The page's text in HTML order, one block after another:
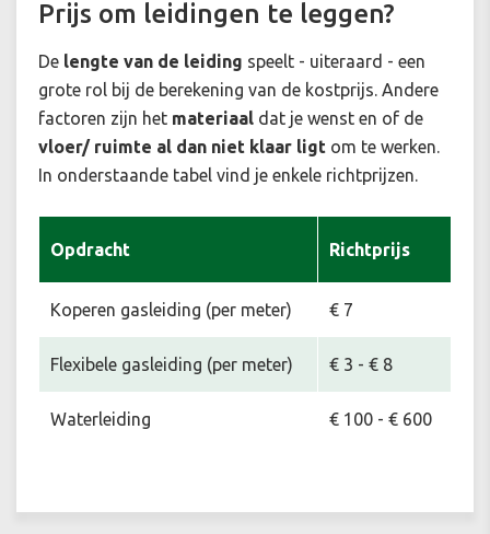
Prijs om leidingen te leggen?
De lengte van de leiding speelt - uiteraard - een
grote rol bij de berekening van de kostprijs. Andere
factoren zijn het materiaal dat je wenst en of de
vloer/ ruimte al dan niet klaar ligt om te werken.
In onderstaande tabel vind je enkele richtprijzen.
Opdracht Richtprijs
Koperen gasleiding (per meter) € 7
Flexibele gasleiding (per meter) € 3 - € 8
Waterleiding € 100 - € 600